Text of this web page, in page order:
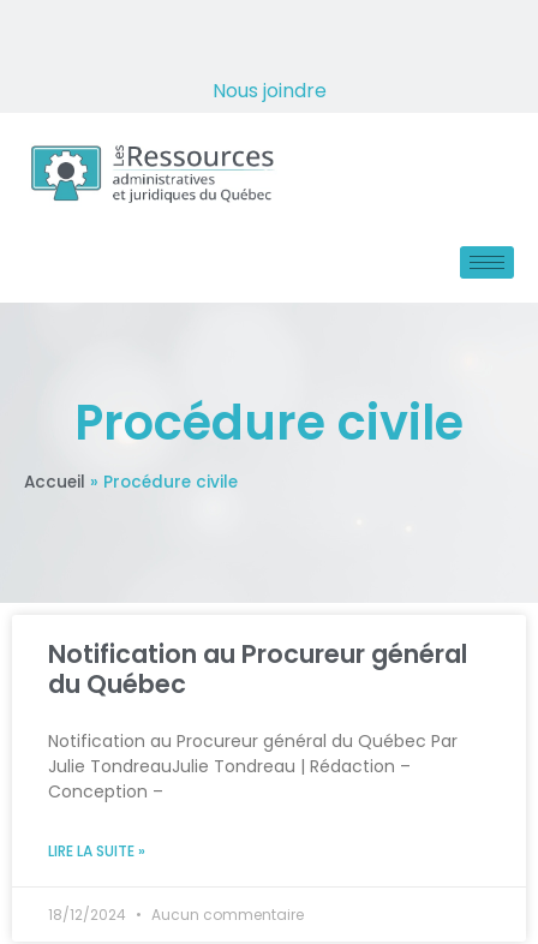
Nous joindre
Procédure civile
Accueil » Procédure civile
Notification au Procureur général
du Québec
Notification au Procureur général du Québec Par
Julie TondreauJulie Tondreau | Rédaction –
Conception –
LIRE LA SUITE »
18/12/2024 Aucun commentaire